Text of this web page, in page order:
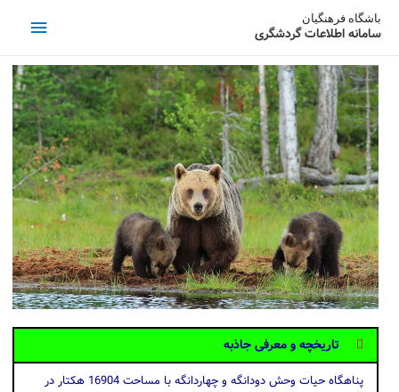
باشگاه فرهنگیان
سامانه اطلاعات گردشگری
تاریخچه و معرفی جاذبه
پناهگاه حیات وحش دودانگه و چهاردانگه با مساحت 16904 هکتار در